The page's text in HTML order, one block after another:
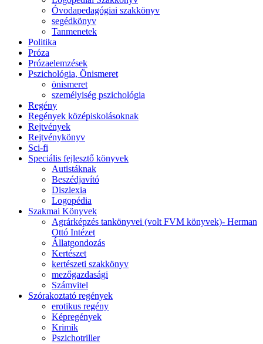
Óvodapedagógiai szakkönyv
segédkönyv
Tanmenetek
Politika
Próza
Prózaelemzések
Pszichológia, Önismeret
önismeret
személyiség pszichológia
Regény
Regények középiskolásoknak
Rejtvények
Rejtvénykönyv
Sci-fi
Speciális fejlesztő könyvek
Autistáknak
Beszédjavító
Diszlexia
Logopédia
Szakmai Könyvek
Agrárképzés tankönyvei (volt FVM könyvek)- Herman
Ottó Intézet
Állatgondozás
Kertészet
kertészeti szakkönyv
mezőgazdasági
Számvitel
Szórakoztató regények
erotikus regény
Képregények
Krimik
Pszichotriller